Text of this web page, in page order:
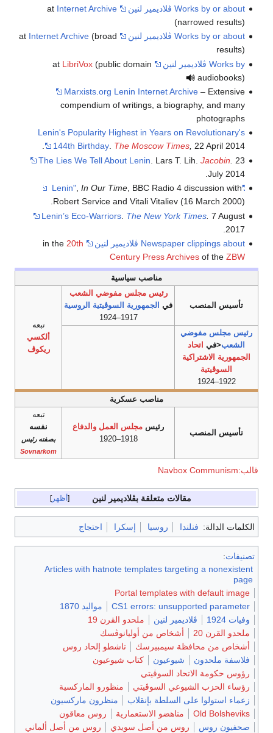
Works by or about ڤلاديمير لنين
at
Internet Archive
(narrowed results)
Works by or about ڤلاديمير لنين
Internet Archive(broad
results)
Works by ڤلاديمير لنين
LibriVox(public domain
audiobooks)
Marxists.org Lenin Internet Archive– Extensive
compendium of writings, a biography, and many
photographs
Lenin's Popularity Highest in Years on Revolutionary's
144th Birthday. The Moscow Times, 22 April 2014.
The Lies We Tell About Lenin . Lars T. Lih. Jacobin
23
July 2014.
"Lenin"
, In Our Time, BBC Radio 4 discussion with
Robert Service and Vitali Vitaliev (16 March 2000).
Lenin’s Eco-Warriors. The New York Times. 7 August
2017.
Newspaper clippings about ڤلاديمير لنين
20th
Century Press Archivesof the ZBW
مناصب سياسية
تأسيس المنصب
رئيس مجلس مفوضي الشعب
في الجمهورية السوڤيتية الروسية
1917–1924
تبعه
ألكسي
ريكوڤ
رئيس مجلس مفوضي
الشعب<في اتحاد
الجمهورية الاشتراكية
السوڤيتية
1922–1924
مناصب عسكرية
تأسيس المنصب
رئيس مجلس العمل والدفاع
1918–1920
تبعه
نفسه
بصفته رئيس
Sovnarkom
قالب:Navbox Communism
أظهر مقالات متعلقة بڤلاديمير لنين
الكلمات الدالة: فنلندا روسيا إسكرا احتجاج
تصنيفات:
Articles with hatnote templates targeting a nonexistent
page
Portal templates with default image
CS1 errors: unsupported parameter
مواليد 1870
وفيات 1924
ڤلاديمير لنين
ملحدو القرن 19
ملحدو القرن 20
أشخاص من أوليانوڤسك
أشخاص من محافظة سيمبيرسك
ناشطو إلحاد روس
فلاسفة ملحدون
شيوعيون
كتاب شيوعيون
رؤوس حكومة الاتحاد السوڤيتي
رؤساء الحزب الشيوعي السوڤيتي
منظورو الماركسية
زعماء استولوا على السلطة بإنقلاب
منظرون ماركسيون
Old Bolsheviks
مناهضو الاستعمارية
روس معاقون
صحفيون روس
روس من أصل سويدي
روس من أصل ألماني